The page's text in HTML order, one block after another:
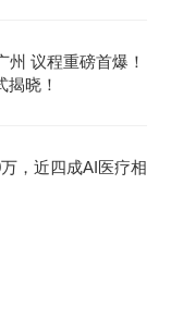
州 议程重磅首爆！
晓！
，近四成AI医疗相